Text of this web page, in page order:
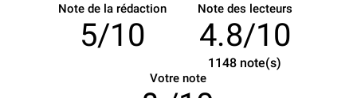
Note de la rédaction
5/10
Note des lecteurs
4.8/10
1148 note(s)
Votre note